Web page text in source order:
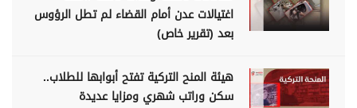
اغتيالات عدن أمام القضاء لم تطل الرؤوس
بعد (تقرير خاص)
هيئة المنح التركية تفتح أبوابها للطلاب..
سكن وراتب شهري ومزايا عديدة